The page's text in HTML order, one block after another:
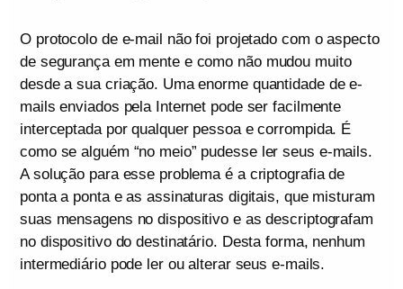
O protocolo de e-mail não foi projetado com o aspecto
de segurança em mente e como não mudou muito
desde a sua criação. Uma enorme quantidade de e-
mails enviados pela Internet pode ser facilmente
interceptada por qualquer pessoa e corrompida. É
como se alguém “no meio” pudesse ler seus e-mails.
A solução para esse problema é a criptografia de
ponta a ponta e as assinaturas digitais, que misturam
suas mensagens no dispositivo e as descriptografam
no dispositivo do destinatário. Desta forma, nenhum
intermediário pode ler ou alterar seus e-mails.